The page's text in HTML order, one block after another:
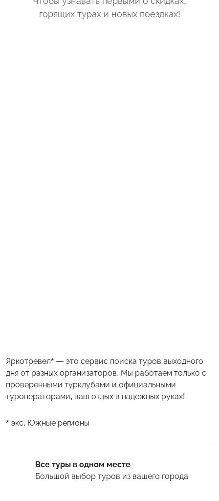
горящих турах и новых поездках!
Яркотревел* — это сервис поиска туров выходного
дня от разных организаторов. Мы работаем только с
проверенными турклубами и официальными
туроператорами, ваш отдых в надежных руках!
* экс. Южные регионы
Все туры в одном месте
Большой выбор туров из вашего города